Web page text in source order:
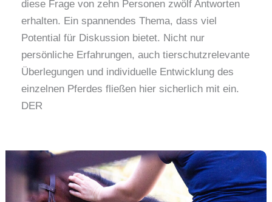
diese Frage von zehn Personen zwölf Antworten
erhalten. Ein spannendes Thema, dass viel
Potential für Diskussion bietet. Nicht nur
persönliche Erfahrungen, auch tierschutzrelevante
Überlegungen und individuelle Entwicklung des
einzelnen Pferdes fließen hier sicherlich mit ein.
DER